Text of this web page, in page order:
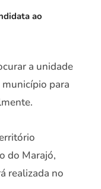
ao
a unidade
para
do Marajó,
realizada no